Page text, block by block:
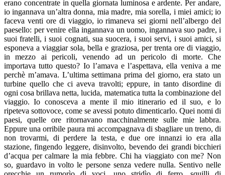
erano concentrate in quella giornata luminosa e ardente. Per andare,
io ingannava un’altra donna, mia madre, mia sorella, i miei amici; io
faceva venti ore di viaggio, io rimaneva sei giorni nell’albergo del
paesello: per venire ella ingannava un uomo, ingannava suo padre, i
suoi fratelli, i suoi cognati, sua suocera, i suoi servi, i suoi amici, si
esponeva a viaggiar sola, bella e graziosa, per trenta ore di viaggio,
in mezzo ai pericoli, venendo ad un pericolo di morte. Che
importava tutto questo? Io l’amava e l’aspettava, ella veniva a me
perchè m’amava. L’ultima settimana prima del giorno, era stato un
turbine quello che ci aveva travolti; eppure, in tanto disordine di
ogni cosa brillava netta, lucida, matematica tutta la combinazione del
viaggio. Io conosceva a mente il mio itinerario ed il suo, e lo
ripeteva sottovoce, come se avessi potuto dimenticarlo. Quei nomi di
paesi, quelle ore ritornavano macchinalmente sulle mie labbra.
Eppure una orribile paura mi accompagnava di sbagliare un treno, di
non trovarmi, di perdere la testa, e due ore innanzi io era alla
stazione, fingendo leggere, disinvolto, bevendo dei grandi bicchieri
d’acqua per calmare la mia febbre. Chi ha viaggiato con me? Non
so, guardavo in volto le persone senza vedere nulla. Sentivo nelle